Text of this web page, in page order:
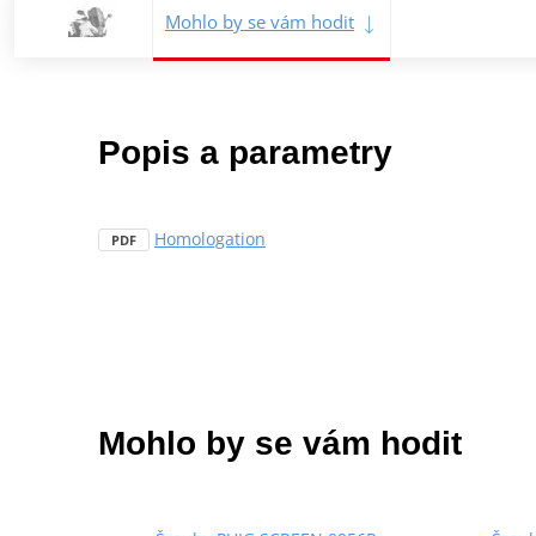
Mohlo by se vám hodit
Popis a parametry
PDF Homologation
Mohlo by se vám hodit